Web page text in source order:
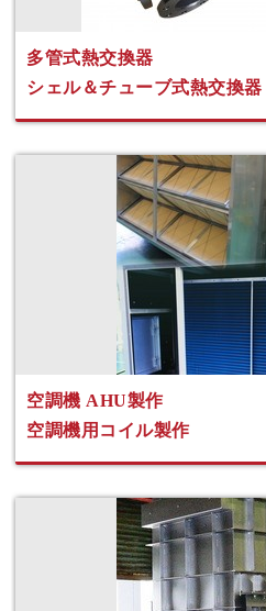
多管式熱交換器
シェル＆チューブ式熱交換器
空調機 AHU製作
空調機用コイル製作